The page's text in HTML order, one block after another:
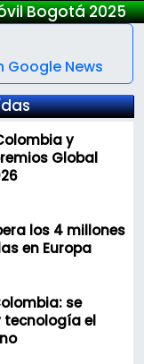
Google News
y
Global
los 4 millones
en Europa
se
tecnología el